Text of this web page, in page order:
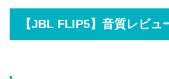
【JBL FLIP5】音質レビュ